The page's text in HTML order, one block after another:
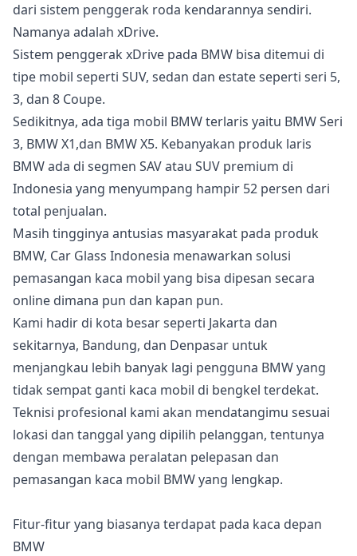
dari sistem penggerak roda kendarannya sendiri.
Namanya adalah xDrive.
Sistem penggerak xDrive pada BMW bisa ditemui di
tipe mobil seperti SUV, sedan dan estate seperti seri 5,
3, dan 8 Coupe.
Sedikitnya, ada tiga mobil BMW terlaris yaitu BMW Seri
3, BMW X1,dan BMW X5. Kebanyakan produk laris
BMW ada di segmen SAV atau SUV premium di
Indonesia yang menyumpang hampir 52 persen dari
total penjualan.
Masih tingginya antusias masyarakat pada produk
BMW, Car Glass Indonesia menawarkan solusi
pemasangan kaca mobil yang bisa dipesan secara
online dimana pun dan kapan pun.
Kami hadir di kota besar seperti Jakarta dan
sekitarnya, Bandung, dan Denpasar untuk
menjangkau lebih banyak lagi pengguna BMW yang
tidak sempat ganti kaca mobil di bengkel terdekat.
Teknisi profesional kami akan mendatangimu sesuai
lokasi dan tanggal yang dipilih pelanggan, tentunya
dengan membawa peralatan pelepasan dan
pemasangan kaca mobil BMW yang lengkap.
Fitur-fitur yang biasanya terdapat pada kaca depan
BMW